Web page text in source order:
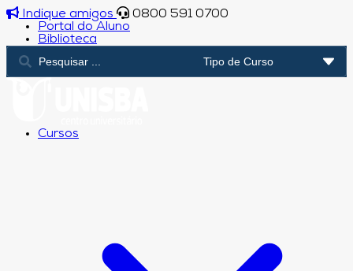
Indique amigos
0800 591 0700
Portal do Aluno
Biblioteca
Cursos